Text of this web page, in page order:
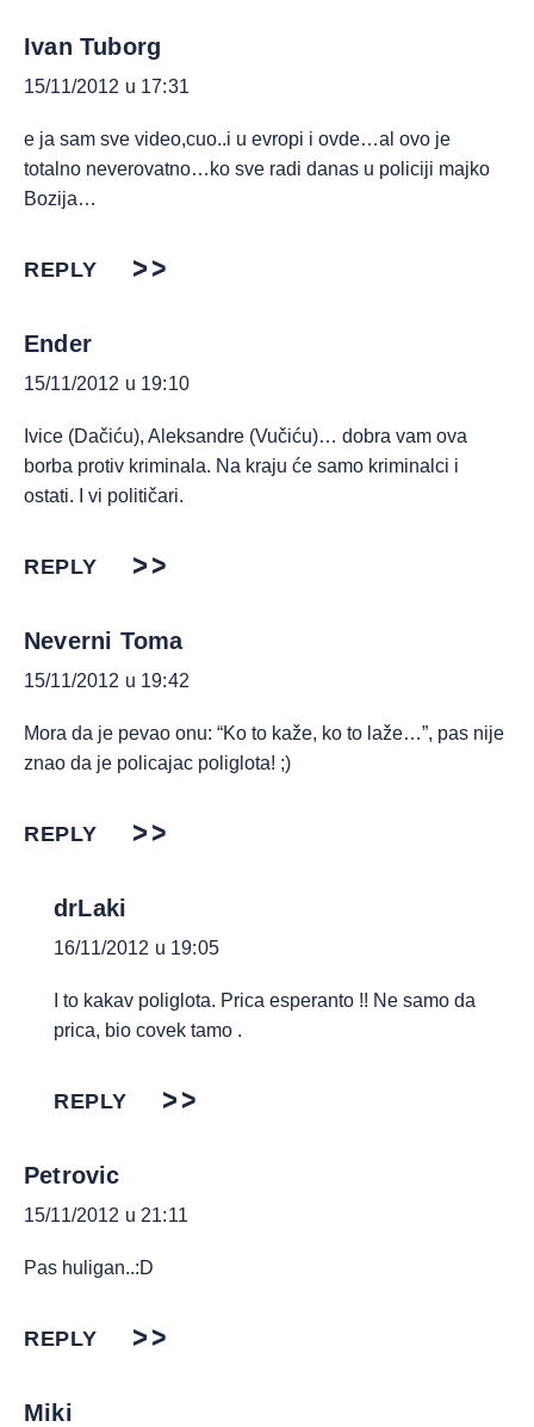
Ivan Tuborg
15/11/2012 u 17:31
e ja sam sve video,cuo..i u evropi i ovde…al ovo je
totalno neverovatno…ko sve radi danas u policiji majko
Bozija…
REPLY
Ender
15/11/2012 u 19:10
Ivice (Dačiću), Aleksandre (Vučiću)… dobra vam ova
borba protiv kriminala. Na kraju će samo kriminalci i
ostati. I vi političari.
REPLY
Neverni Toma
15/11/2012 u 19:42
Mora da je pevao onu: “Ko to kaže, ko to laže…”, pas nije
znao da je policajac poliglota! ;)
REPLY
drLaki
16/11/2012 u 19:05
I to kakav poliglota. Prica esperanto !! Ne samo da
prica, bio covek tamo .
REPLY
Petrovic
15/11/2012 u 21:11
Pas huligan..:D
REPLY
Miki